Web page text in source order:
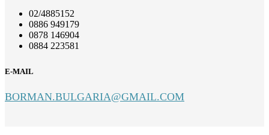
02/4885152
0886 949179
0878 146904
0884 223581
E-MAIL
BORMAN.BULGARIA@GMAIL.COM